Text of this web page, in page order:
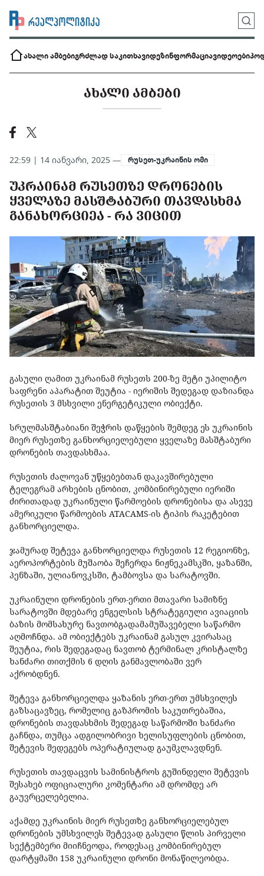
ახალი ამბებიგრძლად საკითხავიდეზინფორმაციავიდეოები
ᲐᲮᲐᲚᲘ ᲐᲛᲑᲔᲑᲘ
22:59 | 14 იანვარი, 2025 — რუსეთ-უკრაინის ომი
ᲣᲙᲠᲐᲘᲜᲐᲛ ᲠᲣᲡᲔᲗᲖᲔ ᲓᲠᲝᲜᲔᲑᲘᲡ
ᲧᲕᲔᲚᲐᲖᲔ ᲛᲐᲡᲨᲢᲐᲑᲣᲠᲘ ᲗᲐᲕᲓᲐᲡᲮᲛᲐ
ᲒᲐᲜᲐᲮᲝᲠᲪᲘᲔᲐ - ᲠᲐ ᲕᲘᲪᲘᲗ
გასული ღამით უკრაინამ რუსეთს 200-ზე მეტი უპილიტო
საფრენი აპარატით შეუტია - იერიშის შედეგად დაზიანდა
რუსეთის 3 მსხვილი ენერგეტიკული ობიექტი.
სრულმასშტაბიანი შეჭრის დაწყების შემდეგ ეს უკრაინის
მიერ რუსეთზე განხორციელებული ყველაზე მასშტაბური
დრონების თავდასხმაა.
რუსეთის ძალოვან უწყებებთან დაკავშირებული
ტელეგრამ არხების ცნობით, კომბინირებული იერიში
ძირითადად უკრაინული წარმოების დრონებისა და ასევე
ამერიკული წარმოების ATACAMS-ის ტიპის რაკეტებით
განხორციელდა.
ჯამურად შეტევა განხორციელდა რუსეთის 12 რეგიონზე,
აეროპორტების მუშაობა შეჩერდა ნიჟნეკამსკში, ყაზანში,
პენზაში, ულიანოვკსში, ტამბოვსა და სარატოვში.
უკრაინული დრონების ერთ-ერთი მთავარი სამიზნე
სარატოვში მდებარე ენგელსის სტრატეგიული ავიაციის
ბაზის მომსახურე ნავთობგადამამუშავებელი საწარმო
აღმოჩნდა. ამ ობიექტებს უკრაინამ გასულ კვირასაც
შეუტია, რის შედეგადაც ნავთობ ტერმინალ კრისტალზე
ხანძარი თითქმის 6 დღის განმავლობაში ვერ
აქრობდნენ.
შეტევა განხორციელდა ყაზანის ერთ-ერთ უმსხვილეს
გაზსაცავზეც, რომელიც გაზპრომის საკუთრებაშია,
დრონების თავდასხმის შედეგად საწარმოში ხანძარი
გაჩნდა, თუმცა ადგილობრივი ხელისუფლების ცნობით,
შეტევის შედეგებს ოპერატიულად გაუმკლავდნენ.
რუსეთის თავდაცვის სამინისტროს გუშინდელი შეტევის
შესახებ ოფიციალური კომენტარი ამ დრომდე არ
გაუვრცელებელია.
აქამდე უკრაინის მიერ რუსეთზე განხორციელებულ
დრონების უმსხვილეს შეტევად გასული წლის პირველი
სექტემბერი მიიჩნეოდა, როდესაც კომბინირებულ
დარტყმაში 158 უკრაინული დრონი მონაწილეობდა.